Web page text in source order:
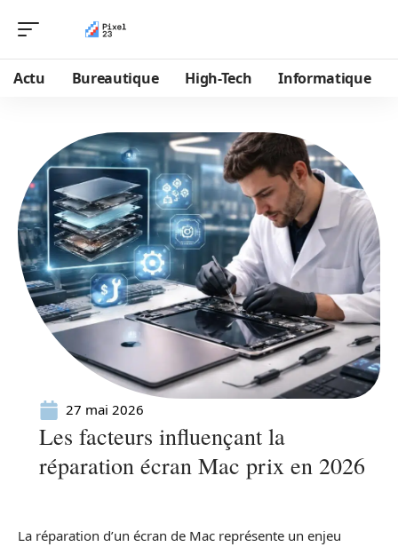
Actu Bureautique High-Tech Informatique
27 mai 2026
Les facteurs influençant la
réparation écran Mac prix en 2026
La réparation d’un écran de Mac représente un enjeu